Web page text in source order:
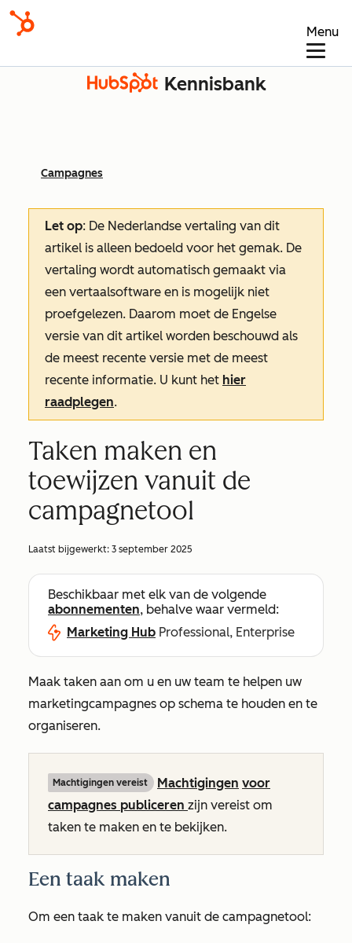
Menu
Kennisbank
Campagnes
Let op: De Nederlandse vertaling van dit
artikel is alleen bedoeld voor het gemak. De
vertaling wordt automatisch gemaakt via
een vertaalsoftware en is mogelijk niet
proefgelezen. Daarom moet de Engelse
versie van dit artikel worden beschouwd als
de meest recente versie met de meest
recente informatie. U kunt het hier
raadplegen.
Taken maken en
toewijzen vanuit de
campagnetool
Laatst bijgewerkt: 3 september 2025
Beschikbaar met elk van de volgende
abonnementen, behalve waar vermeld:
Marketing Hub Professional, Enterprise
Maak taken aan om u en uw team te helpen uw
marketingcampagnes op schema te houden en te
organiseren.
Machtigingen vereist Machtigingen voor
campagnes publiceren zijn vereist om
taken te maken en te bekijken.
Een taak maken
Om een taak te maken vanuit de campagnetool: